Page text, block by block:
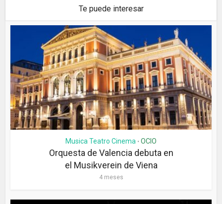
Te puede interesar
Musica Teatro Cinema • OCIO
Orquesta de Valencia debuta en
el Musikverein de Viena
4 meses